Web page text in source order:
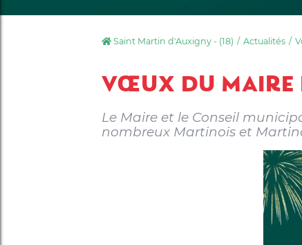
Saint Martin d'Auxigny - (18) Actualités
VŒUX DU MAIRE
Le Maire et le Conseil
nombreux Martinois et